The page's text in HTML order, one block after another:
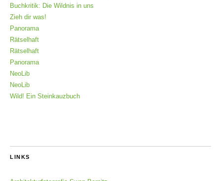
Buchkritik: Die Wildnis in uns
Zieh dir was!
Panorama
Rätselhaft
Rätselhaft
Panorama
NeoLib
NeoLib
Wild! Ein Steinkauzbuch
LINKS